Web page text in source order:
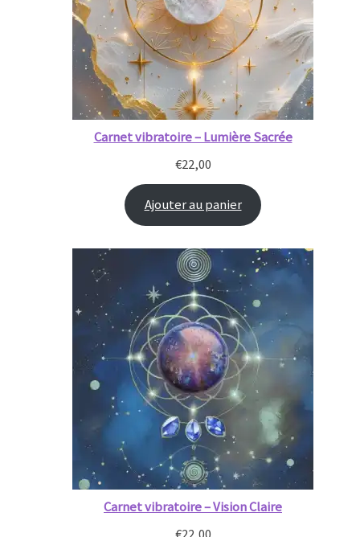
Carnet vibratoire – Lumière Sacrée
€22,00
Ajouter au panier
Carnet vibratoire – Vision Claire